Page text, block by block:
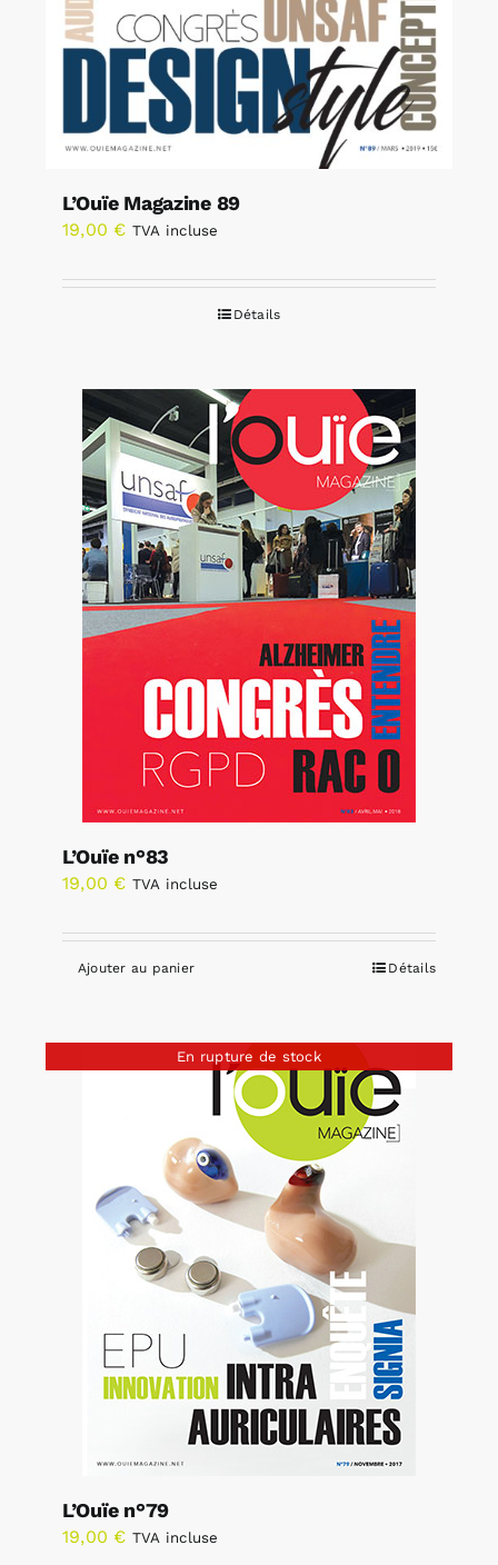
L’Ouïe Magazine 89
19,00 € TVA incluse
Détails
L’Ouïe n°83
19,00 € TVA incluse
Ajouter au panier Détails
En rupture de stock
L’Ouïe n°79
19,00 € TVA incluse